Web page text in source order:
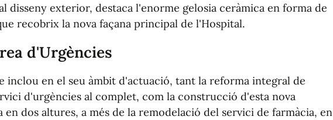
disseny exterior, destaca l'enorme gelosia ceràmica en forma de
recobrix la nova façana principal de l'Hospital.
d'Urgències
inclou en el seu àmbit d'actuació, tant la reforma integral de
d'urgències al complet, com la construcció d'esta nova
dos altures, a més de la remodelació del servici de farmàcia, en